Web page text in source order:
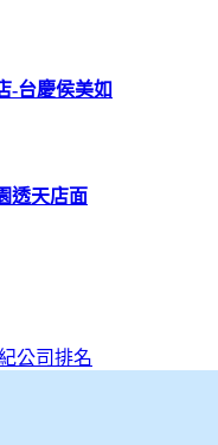
-台慶侯美如
透天店面
公司排名